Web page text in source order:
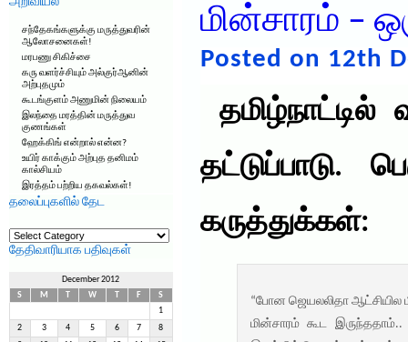
சந்தேகங்களுக்கு மருத்துவரின்
ஆலோசனைகள்!
மரபணு சிகிச்சை
கரு வளர்ச்சியும் அல்குர்ஆனின்
அற்புதமும்
கூடங்குளம் அணுமின் நிலையம்
இலந்தை மரத்தின் மருத்துவ
குணங்கள்
ஹேக்கிங் என்றால் என்ன?
உயிர் காக்கும் அற்புத தனிமம்
கால்சியம்
இரத்தம் பற்றிய தகவல்கள்!
தலைப்புகளில் தேட
தலைப்புகளில்
தேட
தேதிவாரியாக பதிவுகள்
December 2012
S
M W F
S
1
2 3 4 5 6 7 8
மின்சாரம்
Posted on 12th
தட்டுப்பாடு.
கருத்துக்கள்:
“போன ஜெயலலிதா ஆட்சியில
மின்சாரம் கூட